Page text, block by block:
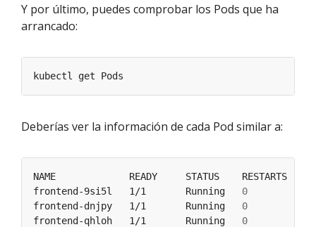
Y por último, puedes comprobar los Pods que ha
arrancado:
Deberías ver la información de cada Pod similar a:
frontend-9si5l   1/1       Running 0
frontend-dnjpy   1/1       Running 0
frontend-qhloh   1/1       Running 0